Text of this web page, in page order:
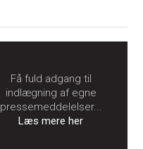
Få fuld adgang til
indlægning af egne
pressemeddelelser...
Læs mere her